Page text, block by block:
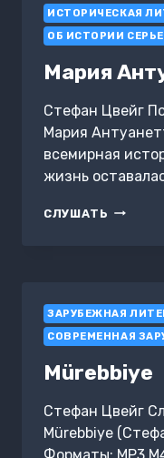
ИСТОРИЧЕСКАЯ
ОБ ИСТОРИИ
Мария
Стефан Цвейг
Мария
всемирная
жизнь
СЛУШАТЬ МАРИЯ
ЗАРУБЕЖНАЯ
СОВРЕМЕННАЯ
Mürebbiye
Стефан Цвейг
Mürebbiye